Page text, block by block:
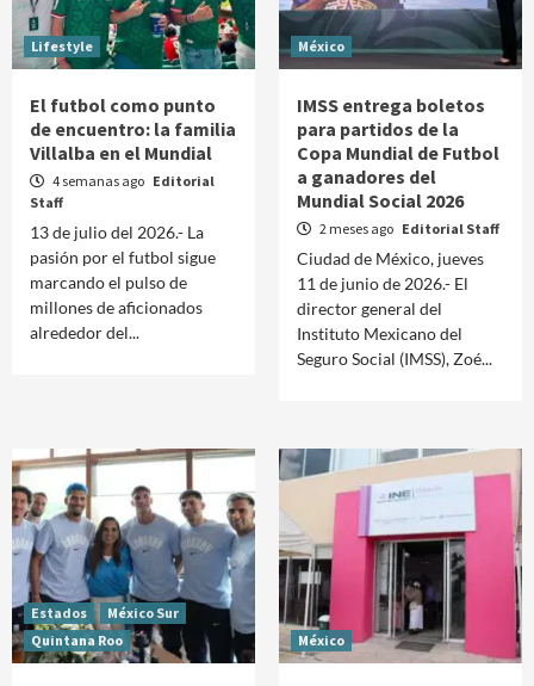
Lifestyle
El futbol como punto
de encuentro: la familia
Villalba en el Mundial
4 semanas ago Editorial
Staff
13 de julio del 2026.- La
pasión por el futbol sigue
marcando el pulso de
millones de aficionados
alrededor del...
México
IMSS entrega boletos
para partidos de la
Copa Mundial de Futbol
a ganadores del
Mundial Social 2026
2 meses ago Editorial Staff
Ciudad de México, jueves
11 de junio de 2026.- El
director general del
Instituto Mexicano del
Seguro Social (IMSS), Zoé...
Estados
México Sur
Quintana Roo
México